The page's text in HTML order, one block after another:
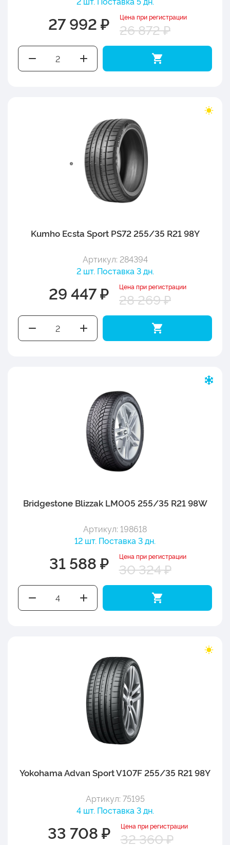
27 992 ₽ Цена при регистрации
26 872 ₽
Kumho Ecsta Sport PS72 255/35 R21 98Y
Артикул: 284394
2 шт. Поставка 3 дн.
29 447 ₽ Цена при регистрации
28 269 ₽
Bridgestone Blizzak LM005 255/35 R21 98W
Артикул: 198618
12 шт. Поставка 3 дн.
31 588 ₽ Цена при регистрации
30 324 ₽
Yokohama Advan Sport V107F 255/35 R21 98Y
Артикул: 75195
4 шт. Поставка 3 дн.
33 708 ₽ Цена при регистрации
32 360 ₽